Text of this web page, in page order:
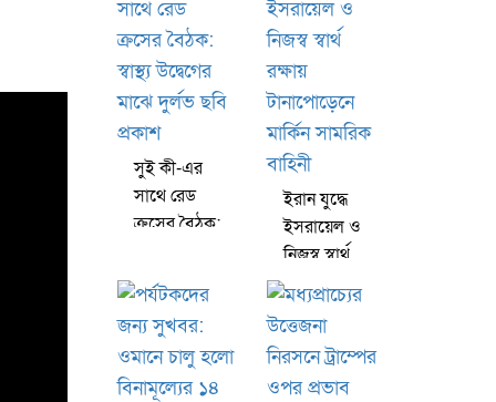
সুই কী-এর
সাথে রেড
ক্রসের বৈঠক:
মাঝে দুর্লভ ছবি
প্রকাশ
ইরান যুদ্ধে
ইসরায়েল ও
নিজস্ব স্বার্থ
রক্ষায়
টানাপোড়েনে
মার্কিন সামরিক
বাহিনী